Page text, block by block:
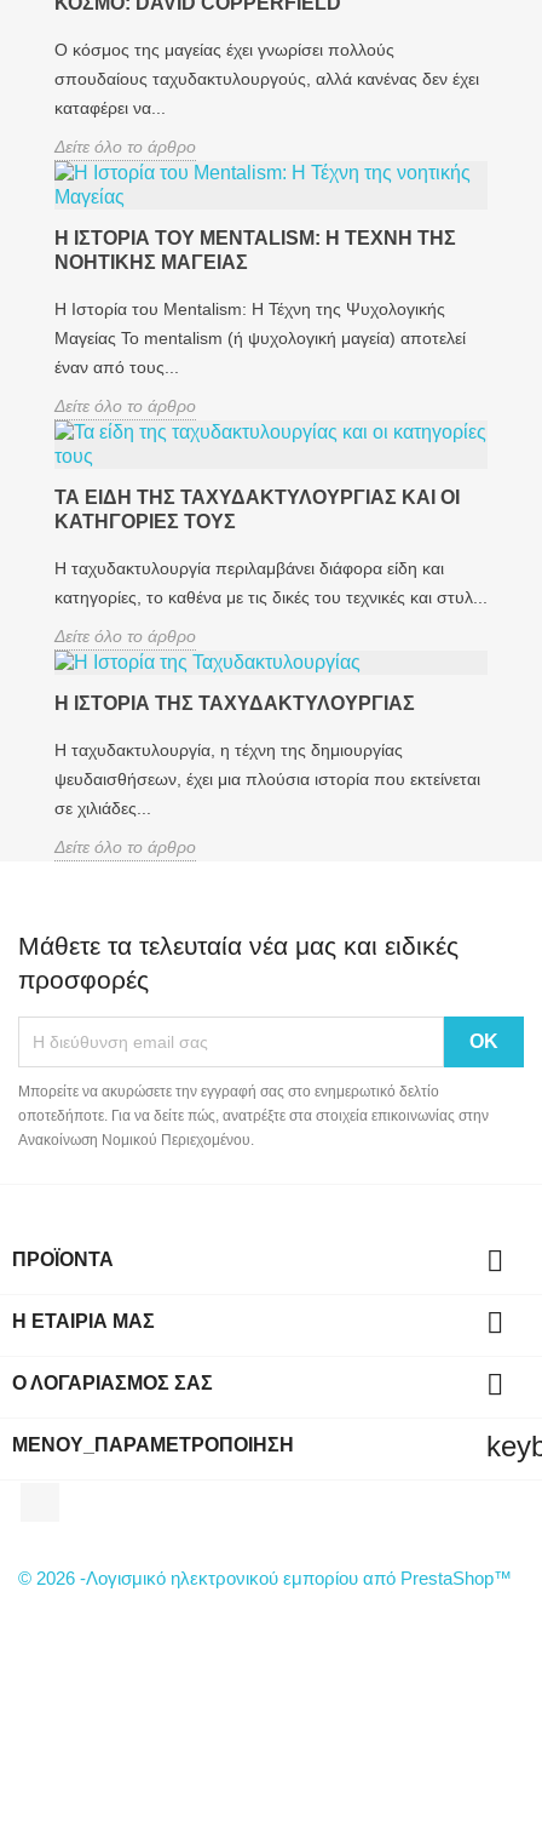
Ο κόσμος της μαγείας έχει γνωρίσει πολλούς
σπουδαίους ταχυδακτυλουργούς, αλλά κανένας δεν έχει
καταφέρει να...
Δείτε όλο το άρθρο
Η ΙΣΤΟΡΊΑ ΤΟΥ MENTALISM: Η ΤΈΧΝΗ ΤΗΣ
ΝΟΗΤΙΚΉΣ ΜΑΓΕΊΑΣ
Η Ιστορία του Mentalism: Η Τέχνη της Ψυχολογικής
Μαγείας Το mentalism (ή ψυχολογική μαγεία) αποτελεί
έναν από τους...
Δείτε όλο το άρθρο
ΤΑ ΕΊΔΗ ΤΗΣ ΤΑΧΥΔΑΚΤΥΛΟΥΡΓΊΑΣ ΚΑΙ ΟΙ
ΚΑΤΗΓΟΡΊΕΣ ΤΟΥΣ
Η ταχυδακτυλουργία περιλαμβάνει διάφορα είδη και
κατηγορίες, το καθένα με τις δικές του τεχνικές και στυλ...
Δείτε όλο το άρθρο
Η ΙΣΤΟΡΊΑ ΤΗΣ ΤΑΧΥΔΑΚΤΥΛΟΥΡΓΊΑΣ
Η ταχυδακτυλουργία, η τέχνη της δημιουργίας
ψευδαισθήσεων, έχει μια πλούσια ιστορία που εκτείνεται
σε χιλιάδες...
Δείτε όλο το άρθρο
Μάθετε τα τελευταία νέα μας και ειδικές
προσφορές
Μπορείτε να ακυρώσετε την εγγραφή σας στο ενημερωτικό δελτίο
οποτεδήποτε. Για να δείτε πώς, ανατρέξτε στα στοιχεία επικοινωνίας στην
Ανακοίνωση Νομικού Περιεχομένου.
ΠΡΟΪΌΝΤΑ 
Η ΕΤΑΙΡΊΑ ΜΑΣ 
Ο ΛΟΓΑΡΙΑΣΜΌΣ ΣΑΣ 
ΜΕΝΟΎ_ΠΑΡΑΜΕΤΡΟΠΟΊΗΣΗ
© 2026 -Λογισμικό ηλεκτρονικού εμπορίου από PrestaShop™